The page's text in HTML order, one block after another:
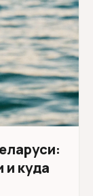
и куда